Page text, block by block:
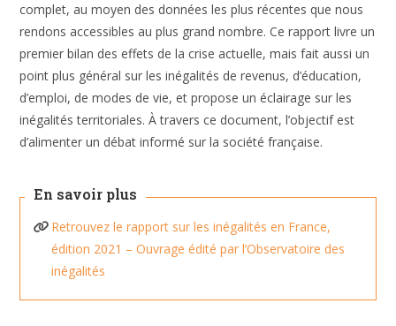
complet, au moyen des données les plus récentes que nous
rendons accessibles au plus grand nombre. Ce rapport livre un
premier bilan des effets de la crise actuelle, mais fait aussi un
point plus général sur les inégalités de revenus, d’éducation,
d’emploi, de modes de vie, et propose un éclairage sur les
inégalités territoriales. À travers ce document, l’objectif est
d’alimenter un débat informé sur la société française.
En savoir plus
Retrouvez le rapport sur les inégalités en France,
édition 2021 – Ouvrage édité par l’Observatoire des
inégalités